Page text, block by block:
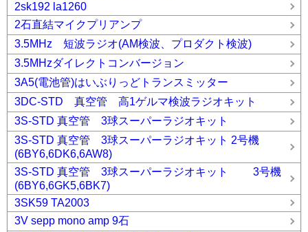
2sk192 la1260
2石直結マイクプリアンプ
3.5MHz 短波ラジオ(AM検波、プロダクト検波)
3.5MHzダイレクトコンバージョン
3A5(電池管)はいぶりっどトランスミッター
3DC-STD 真空管 高1ゲルマ検波ラジオキット
3S-STD 真空管 3球スーパーラジオキット
3S-STD 真空管 3球スーパーラジオキット 2号機
(6BY6,6DK6,6AW8)
3S-STD 真空管 3球スーパーラジオキット 3号機
(6BY6,6GK5,6BK7)
3SK59 TA2003
3V sepp mono amp 9石